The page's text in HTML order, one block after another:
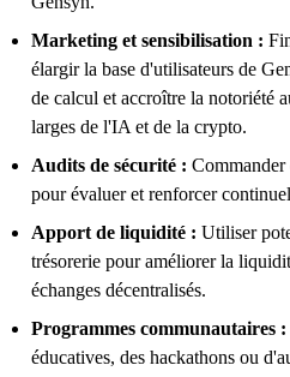
Marketing et sensibilisation :
élargir la base d'utilisateurs de
de calcul et accroître la notoriété
larges de l'IA et de la crypto.
Audits de sécurité : Commander
pour évaluer et renforcer
Apport de liquidité : Utiliser
trésorerie pour améliorer la
échanges décentralisés.
Programmes communautaires :
éducatives, des hackathons ou